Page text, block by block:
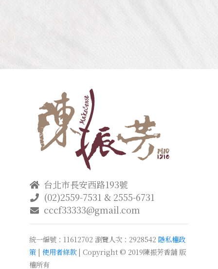
台北市長安西路193號
(02)2559-7531 & 2555-6731
cccf33333@gmail.com
統一編號：11612702 瀏覽人次：2928542 隱私權政
策| 使用者條款| Copyright © 2019陳振芳香舖 版
權所有